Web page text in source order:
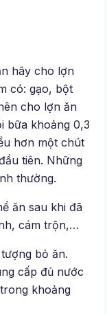
hãy cho lợn
có: gạo, bột
cho lợn ăn
bữa khoảng 0,3
hơn một chút
tiên. Những
thường.
ăn sau khi đã
cám trộn,…
bỏ ăn.
cấp đủ nước
khoảng